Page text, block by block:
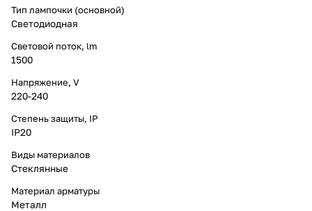
Тип лампочки (основной)
Светодиодная
Световой поток, lm
1500
Напряжение, V
220-240
Степень защиты, IP
IP20
Виды материалов
Стеклянные
Материал арматуры
Металл